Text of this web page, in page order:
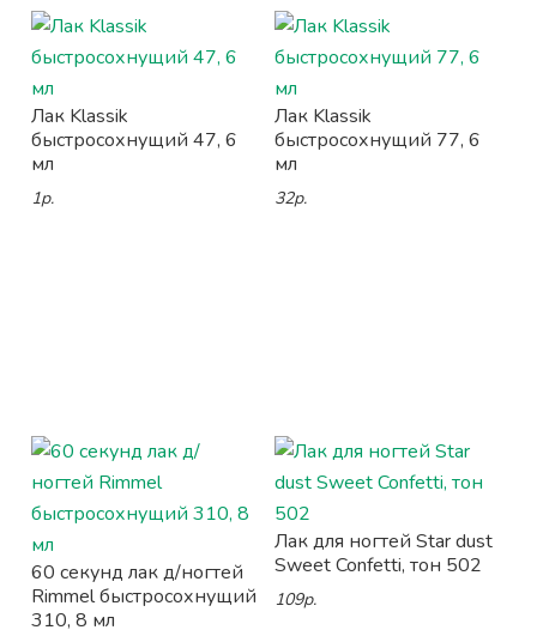
Лак Klassik
быстросохнущий 47, 6
мл
1р.
Лак Klassik
быстросохнущий 77, 6
мл
32р.
60 секунд лак д/ногтей
Rimmel быстросохнущий
310, 8 мл
Лак для ногтей Star dust
Sweet Confetti, тон 502
109р.